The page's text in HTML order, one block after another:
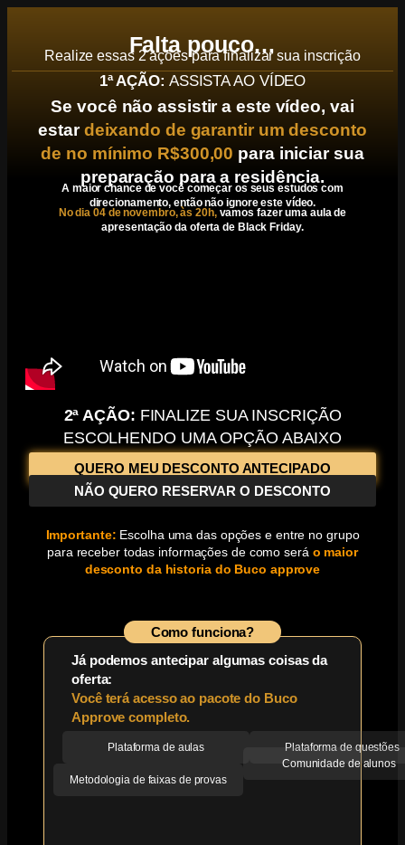
Falta pouco…
Realize essas 2 ações para finalizar sua inscrição
1ª AÇÃO: ASSISTA AO VÍDEO
Se você não assistir a este vídeo, vai
estardeixando de garantir um desconto
de no mínimo R$300,00 para iniciar sua
preparação para a residência.
A maior chance de você começar os seus estudos com
direcionamento, então não ignore este vídeo.
No dia 04 de novembro, às 20h,vamos fazer uma aula de
apresentação da oferta de Black Friday.
2ª AÇÃO: FINALIZE SUA INSCRIÇÃO
ESCOLHENDO UMA OPÇÃO ABAIXO
QUERO MEU DESCONTO ANTECIPADO
NÃO QUERO RESERVAR O DESCONTO
Importante: Escolha uma das opções e entre no grupo
para receber todas informações de como será o maior
desconto da historia do Buco approve
Como funciona?
Já podemos antecipar algumas coisas da
oferta:
Você terá acesso ao pacote do Buco
Approve completo.
Plataforma de aulas Plataforma de questões
Metodologia de faixas de provas
Comunidade de alunos